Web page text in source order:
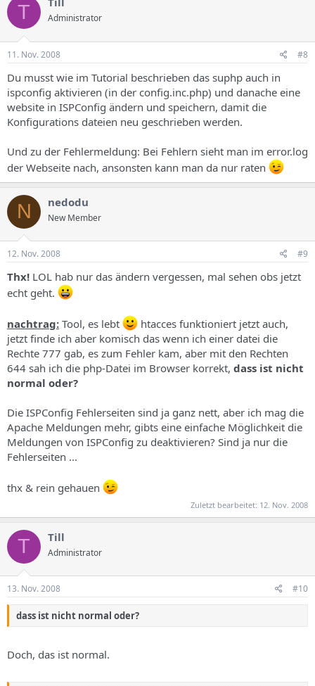
T Administrator
11. Nov. 2008 #8
Du musst wie im Tutorial beschrieben das suphp auch in
ispconfig aktivieren (in der config.inc.php) und danache eine
website in ISPConfig ändern und speichern, damit die
Konfigurations dateien neu geschrieben werden.
Und zu der Fehlermeldung: Bei Fehlern sieht man im error.log
der Webseite nach, ansonsten kann man da nur raten
N nedodu
New Member
12. Nov. 2008 #9
Thx! LOL hab nur das ändern vergessen, mal sehen obs jetzt
echt geht.
nachtrag: Tool, es lebt
htacces funktioniert jetzt auch,
jetzt finde ich aber komisch das wenn ich einer datei die
Rechte 777 gab, es zum Fehler kam, aber mit den Rechten
644 sah ich die php-Datei im Browser korrekt, dass ist nicht
normal oder?
Die ISPConfig Fehlerseiten sind ja ganz nett, aber ich mag die
Apache Meldungen mehr, gibts eine einfache Möglichkeit die
Meldungen von ISPConfig zu deaktivieren? Sind ja nur die
Fehlerseiten ...
thx & rein gehauen
Zuletzt bearbeitet: 12. Nov. 2008
T Till
Administrator
13. Nov. 2008 #10
dass ist nicht normal oder?
Doch, das ist normal.